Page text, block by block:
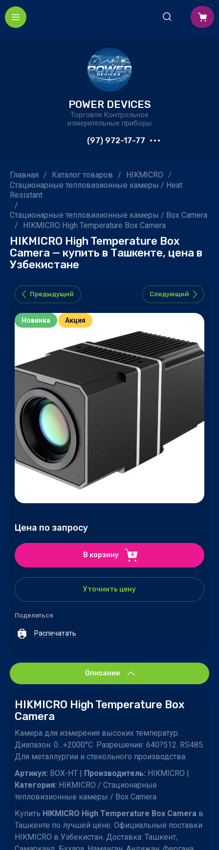
POWER DEVICES
Торговля Контрольное
измерительные приборы
(97) 972-17-77
Главная / Каталог товаров / HIKMICRO /
Стационарные тепловизионные камеры / Heat
Resistant
/
Стационарные тепловизионные камеры / Box Camera
/
HIKMICRO High Temperature Box Camera
HIKMICRO High Temperature Box
Camera — купить в Ташкенте, цена в
Узбекистане
Предыдущий Следующий
Новинка Акция
Цена по запросу
В корзину
Уточнить цену
Поделиться
Распечатать
Описание
HIKMICRO High Temperature Box
Camera
Камера для измерения высоких температур.
Диапазон: 0…+2000°С. Разрешение: 640?512. RS485.
Для металлургии и стекольного производства.
Артикул: BOX-HT | Производитель: HIKMICRO |
Категория: HIKMICRO / Стационарные
тепловизионные камеры / Box Camera
Купить HIKMICRO High Temperature Box Camera в
Ташкенте по лучшей цене. Официальные поставки
HIKMICRO в Узбекистан. Доставка: Ташкент,